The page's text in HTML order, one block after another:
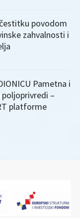
povodom
zahvalnosti i
Pametna i
–
platforme